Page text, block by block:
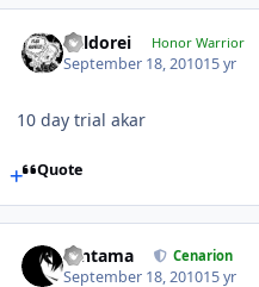
Kaldorei Honor Warrior
September 18, 201015 yr
10 day trial akar
Quote
Gintama Cenarion
September 18, 201015 yr